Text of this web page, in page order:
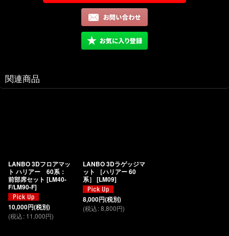
関連商品
LANBO 3Dフロアマッ
ト ハリアー 60系：
前部席セット [LM40-
F/LM90-F]
10,000円(税別)
(税込: 11,000円)
LANBO 3Dラゲッジマ
ット ［ハリアー 60
系］ [LM09]
8,000円(税別)
(税込:8,800円)